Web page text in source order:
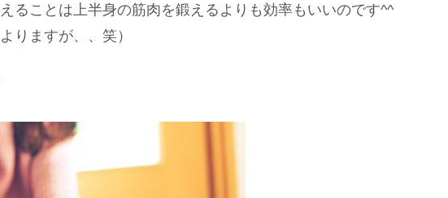
ることは上半身の筋肉を鍛えるよりも効率もいいのです^^
りますが、、笑）